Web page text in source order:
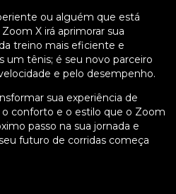
ou alguém que está
X irá aprimorar sua
treino mais eficiente e
um tênis; é seu novo parceiro
e pelo desempenho.
sua experiência de
o conforto e o estilo que o Zoom
passo na sua jornada e
futuro de corridas começa